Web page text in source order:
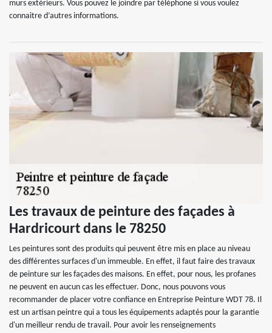
murs extérieurs. Vous pouvez le joindre par téléphone si vous voulez
connaitre d’autres informations.
Les travaux de peinture des façades à
Hardricourt dans le 78250
Les peintures sont des produits qui peuvent être mis en place au niveau
des différentes surfaces d'un immeuble. En effet, il faut faire des travaux
de peinture sur les façades des maisons. En effet, pour nous, les profanes
ne peuvent en aucun cas les effectuer. Donc, nous pouvons vous
recommander de placer votre confiance en Entreprise Peinture WDT 78. Il
est un artisan peintre qui a tous les équipements adaptés pour la garantie
d'un meilleur rendu de travail. Pour avoir les renseignements